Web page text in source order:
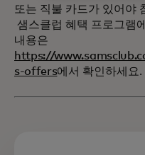
또는 직불 카드가 있어야
샘스클럽 혜택 프로그램
내용은
https://
s-offers에서 확인하세요.